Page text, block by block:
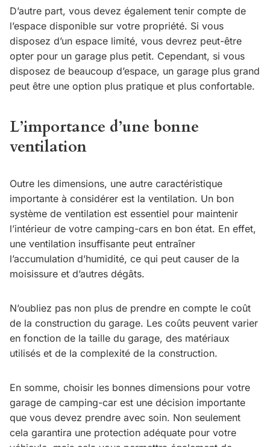
D’autre part, vous devez également tenir compte de
l’espace disponible sur votre propriété. Si vous
disposez d’un espace limité, vous devrez peut-être
opter pour un garage plus petit. Cependant, si vous
disposez de beaucoup d’espace, un garage plus grand
peut être une option plus pratique et plus confortable.
L’importance d’une bonne
ventilation
Outre les dimensions, une autre caractéristique
importante à considérer est la ventilation. Un bon
système de ventilation est essentiel pour maintenir
l’intérieur de votre camping-cars en bon état. En effet,
une ventilation insuffisante peut entraîner
l’accumulation d’humidité, ce qui peut causer de la
moisissure et d’autres dégâts.
N’oubliez pas non plus de prendre en compte le coût
de la construction du garage. Les coûts peuvent varier
en fonction de la taille du garage, des matériaux
utilisés et de la complexité de la construction.
En somme, choisir les bonnes dimensions pour votre
garage de camping-car est une décision importante
que vous devez prendre avec soin. Non seulement
cela garantira une protection adéquate pour votre